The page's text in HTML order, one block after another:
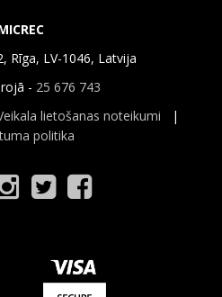
Rīga, LV-1046, Latvija
- 25 676 743
lietošanas noteikumi |
politika